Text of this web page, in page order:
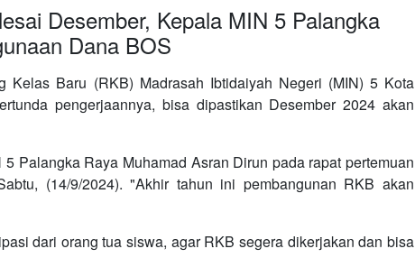
Desember, Kepala MIN 5 Palangka
Dana BOS
Kelas Baru (RKB) Madrasah Ibtidaiyah Negeri (MIN) 5 Kota
pengerjaannya, bisa dipastikan Desember 2024 akan
Palangka Raya Muhamad Asran Dirun pada rapat pertemuan
(14/9/2024). "Akhir tahun ini pembangunan RKB akan
dari orang tua siswa, agar RKB segera dikerjakan dan bisa